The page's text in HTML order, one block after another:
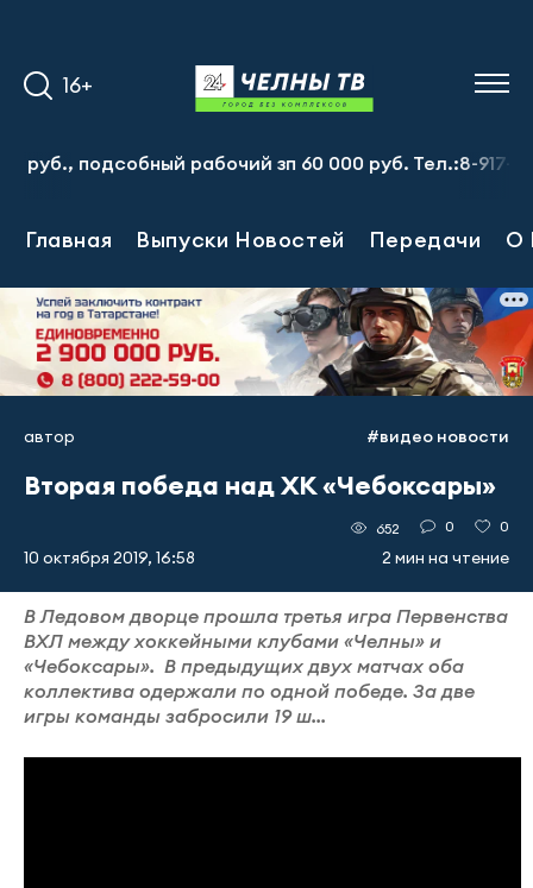
16+
рабочий зп 60 000 руб. Тел.:8-917-913-20-
Главная Выпуски Новостей Передачи О
автор #видео новости
Вторая победа над ХК «Чебоксары»
10 октября 2019, 16:58
652 0 0
2 мин на чтение
В Ледовом дворце прошла третья игра Первенства
ВХЛ между хоккейными клубами «Челны» и
«Чебоксары». В предыдущих двух матчах оба
коллектива одержали по одной победе. За две
игры команды забросили 19 ш...